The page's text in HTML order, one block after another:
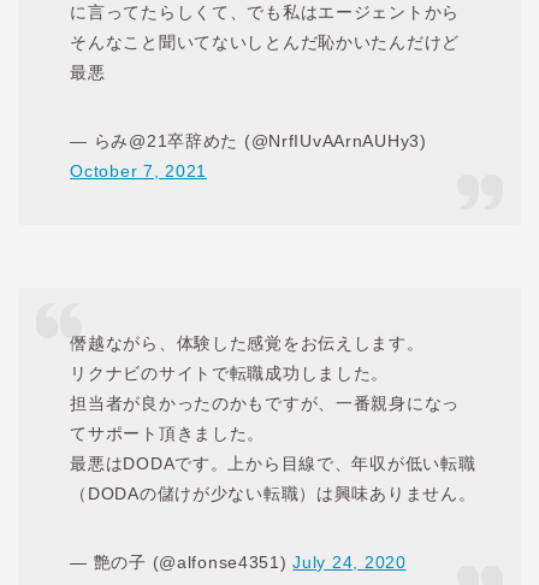
に言ってたらしくて、でも私はエージェントから
そんなこと聞いてないしとんだ恥かいたんだけど
最悪
— らみ@21卒辞めた (@NrfIUvAArnAUHy3)
October 7, 2021
僭越ながら、体験した感覚をお伝えします。
リクナビのサイトで転職成功しました。
担当者が良かったのかもですが、一番親身になっ
てサポート頂きました。
最悪はDODAです。上から目線で、年収が低い転職
（DODAの儲けが少ない転職）は興味ありません。
— 艶の子 (@alfonse4351)July 24, 2020